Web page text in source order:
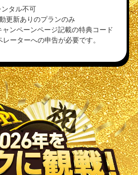
タル不可
更新ありのプランのみ
ンペーンページ記載の特典コード
ーターへの申告が必要です。